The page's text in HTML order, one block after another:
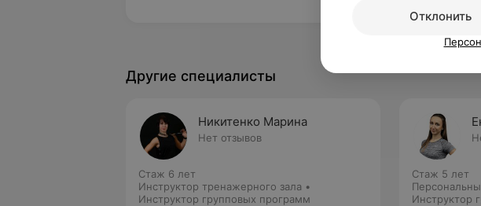
Другие специалисты
Никитенко Марина
Нет отзывов
Стаж 6 лет
Инструктор тренажерного зала •
Инструктор групповых программ
Стаж 5 лет
Инструктор
Отклонить